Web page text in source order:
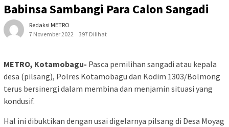
Babinsa Sambangi Para Calon Sangadi
Redaksi METRO
7 November 2022
397 Dilihat
METRO, Kotamobagu- Pasca pemilihan sangadi atau kepala
desa (pilsang), Polres Kotamobagu dan Kodim 1303/Bolmong
terus bersinergi dalam membina dan menjamin situasi yang
kondusif.
Hal ini dibuktikan dengan usai digelarnya pilsang di Desa Moyag